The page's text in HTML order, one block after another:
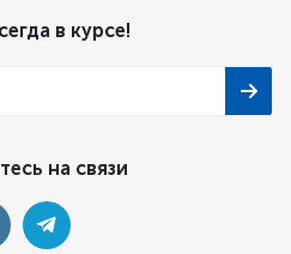
в курсе!
на связи